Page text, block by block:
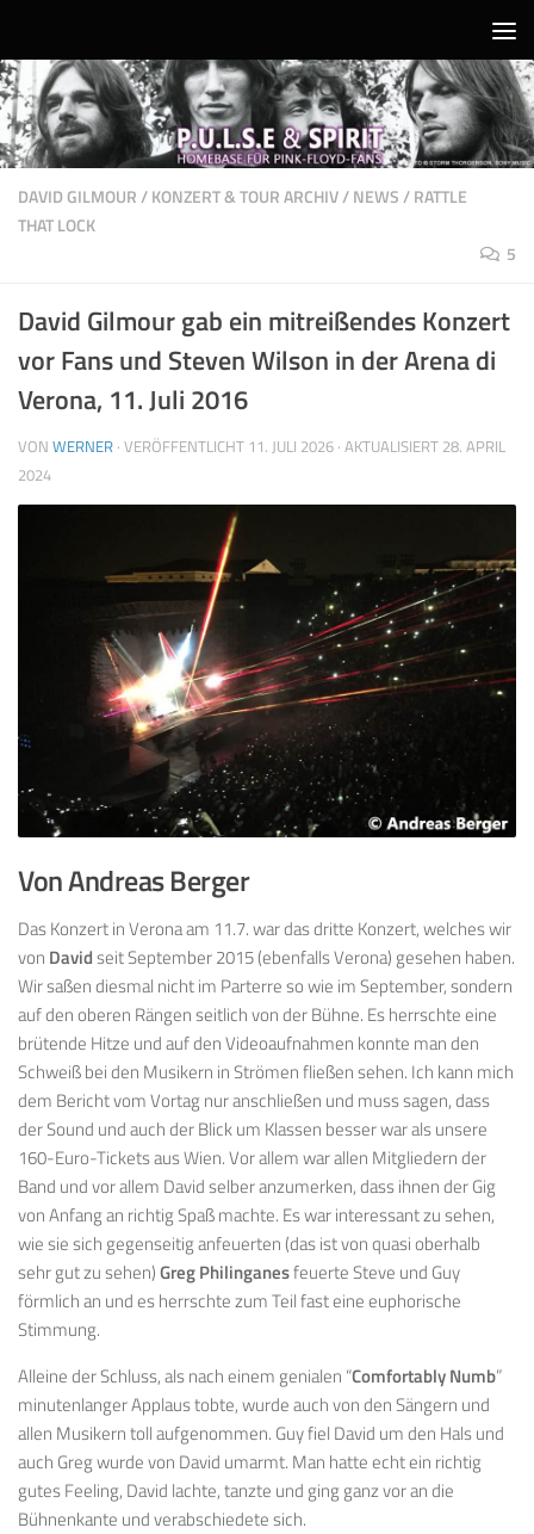
DAVID GILMOUR/KONZERT & TOUR ARCHIV/NEWS/RATTLE
THAT LOCK
5
David Gilmour gab ein mitreißendes Konzert
vor Fans und Steven Wilson in der Arena di
Verona, 11. Juli 2016
VON WERNER · VERÖFFENTLICHT 11. JULI 2026 · AKTUALISIERT 28. APRIL
2024
Von Andreas Berger
Das Konzert in Verona am 11.7. war das dritte Konzert, welches wir
von Davidseit September 2015 (ebenfalls Verona) gesehen haben.
Wir saßen diesmal nicht im Parterre so wie im September, sondern
auf den oberen Rängen seitlich von der Bühne. Es herrschte eine
brütende Hitze und auf den Videoaufnahmen konnte man den
Schweiß bei den Musikern in Strömen fließen sehen. Ich kann mich
dem Bericht vom Vortag nur anschließen und muss sagen, dass
der Sound und auch der Blick um Klassen besser war als unsere
160-Euro-Tickets aus Wien. Vor allem war allen Mitgliedern der
Band und vor allem David selber anzumerken, dass ihnen der Gig
von Anfang an richtig Spaß machte. Es war interessant zu sehen,
wie sie sich gegenseitig anfeuerten (das ist von quasi oberhalb
sehr gut zu sehen)Greg Philinganesfeuerte Steve und Guy
förmlich an und es herrschte zum Teil fast eine euphorische
Stimmung.
Alleine der Schluss, als nach einem genialen “Comfortably Numb”
minutenlanger Applaus tobte, wurde auch von den Sängern und
allen Musikern toll aufgenommen. Guy fiel David um den Hals und
auch Greg wurde von David umarmt. Man hatte echt ein richtig
gutes Feeling, David lachte, tanzte und ging ganz vor an die
Bühnenkante und verabschiedete sich.